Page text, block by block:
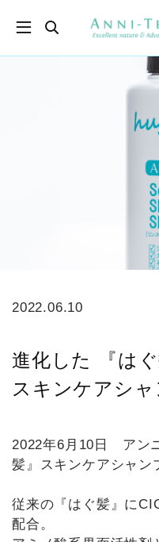
2022.06.10
進化した 『は
スキンケアシ
2022年6月10日 アン
髪』スキンケアシャ
従来の『はぐ髪』に
配合。